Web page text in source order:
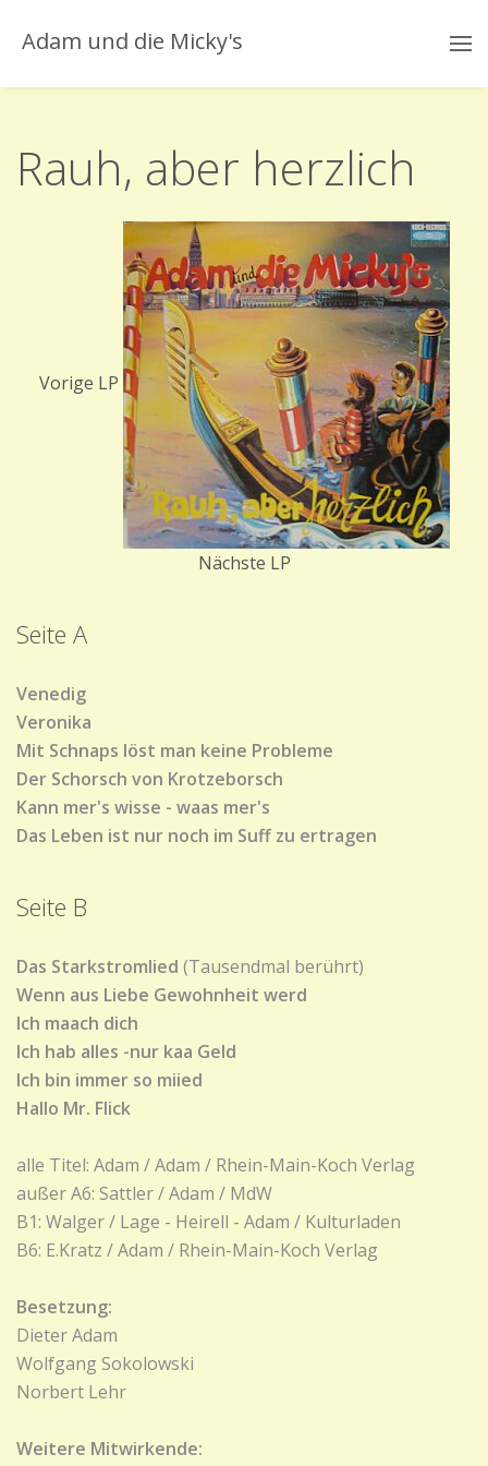
Adam und die Micky's
Rauh, aber herzlich
Vorige LP
Nächste LP
Seite A
Venedig
Veronika
Mit Schnaps löst man keine Probleme
Der Schorsch von Krotzeborsch
Kann mer's wisse - waas mer's
Das Leben ist nur noch im Suff zu ertragen
Seite B
Das Starkstromlied (Tausendmal berührt)
Wenn aus Liebe Gewohnheit werd
Ich maach dich
Ich hab alles -nur kaa Geld
Ich bin immer so miied
Hallo Mr. Flick
alle Titel: Adam / Adam / Rhein-Main-Koch Verlag
außer A6: Sattler / Adam / MdW
B1: Walger / Lage - Heirell - Adam / Kulturladen
B6: E.Kratz / Adam / Rhein-Main-Koch Verlag
Besetzung:
Dieter Adam
Wolfgang Sokolowski
Norbert Lehr
Weitere Mitwirkende: